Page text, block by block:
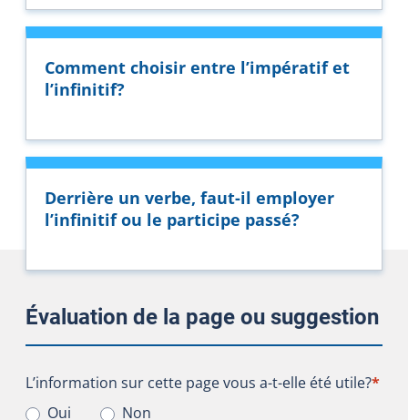
Comment choisir entre l’impératif et
l’infinitif?
Derrière un verbe, faut-il employer
l’infinitif ou le participe passé?
Évaluation de la page ou suggestion
L’information sur cette page vous a-t-elle été utile?
L’information sur cette page vous a-t-elle été utile?*
Oui
Non